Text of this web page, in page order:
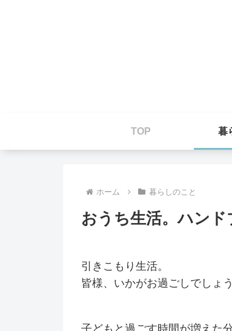
TOP 暮
ホーム 暮らしのこと
おうち生活。ハンド
引きこもり生活。
皆様、いかがお過ごしでしょう
子どもと過ごす時間が増えた